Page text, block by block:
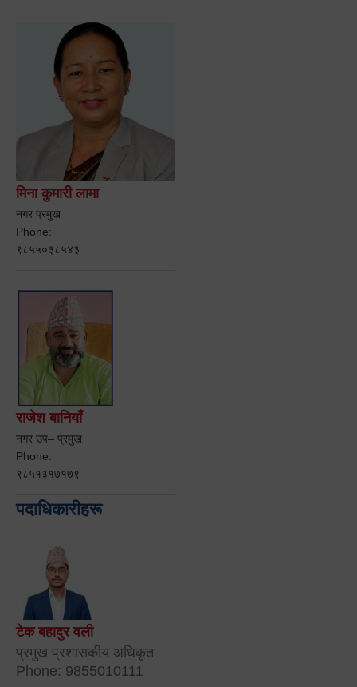
मिना कुमारी लामा
नगर प्रमुख
Phone:
९८५५०३८५४३
राजेश बानियाँ
नगर उप– प्रमुख
Phone:
९८५१३१७१७९
पदाधिकारीहरू
टेक बहादुर वली
प्रमुख प्रशासकीय अधिकृत
Phone: 9855010111